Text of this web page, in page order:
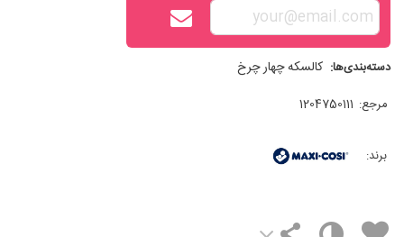
دسته‌بندی‌ها: کالسکه چهار چرخ
مرجع: 1204750111
برند: